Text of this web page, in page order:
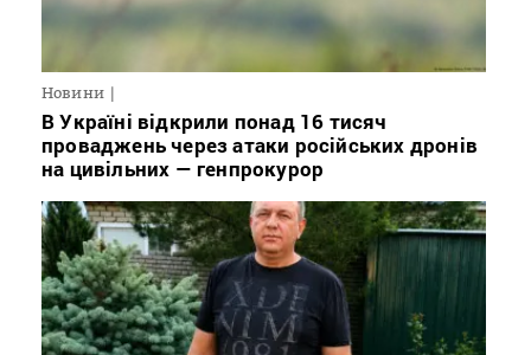
Новини
В Україні відкрили понад 16 тисяч
проваджень через атаки російських дронів
на цивільних — генпрокурор